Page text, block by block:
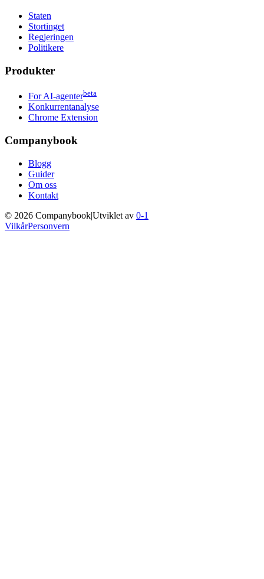
Staten
Stortinget
Regjeringen
Politikere
Produkter
For AI-agenterbeta
Konkurrentanalyse
Chrome Extension
Companybook
Blogg
Guider
Om oss
Kontakt
© 2026 Companybook|Utviklet av 0-1
VilkårPersonvern